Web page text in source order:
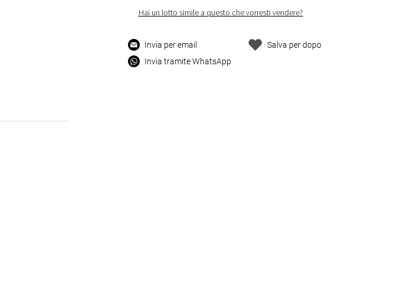
Hai un lotto simile a questo che vorresti vendere?
Invia per email
Invia tramite WhatsApp
Salva per dopo